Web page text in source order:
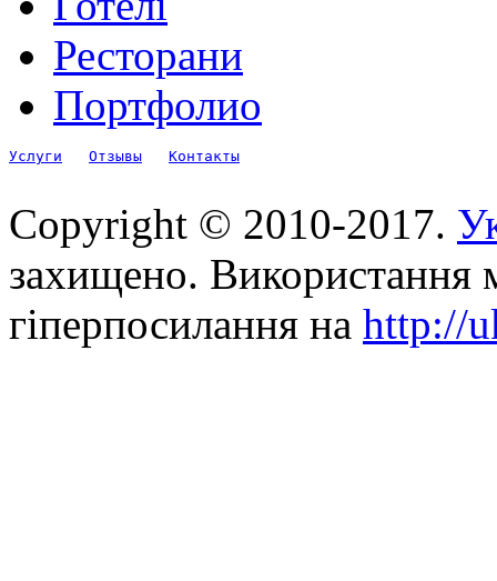
Ресторани
Портфолио
Услуги Отзывы Контакты
Copyright © 2010-2017.
захищено. Використання
гіперпосилання на http://